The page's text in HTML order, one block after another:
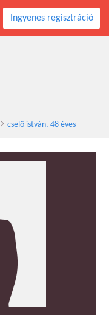
Ingyenes regisztráció
48 éves,
cselö istván, 48 éves